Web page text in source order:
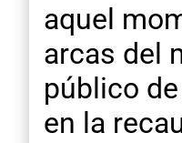
aquel
arcas del
público
en la